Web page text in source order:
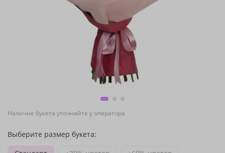
Наличие букета уточняйте у оператора
Выберите размер букета: